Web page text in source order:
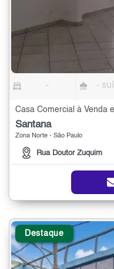
- -
Casa Comercial à Venda
Santana
Zona Norte - São Paulo
Rua Doutor Zuquim
Destaque